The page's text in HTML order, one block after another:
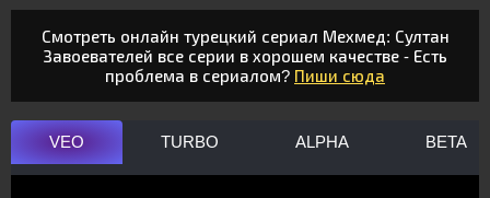
Смотреть онлайн турецкий сериал Мехмед: Султан
Завоевателей все серии в хорошем качестве - Есть
проблема в сериалом? Пиши сюда
VEO TURBO ALPHA BETA